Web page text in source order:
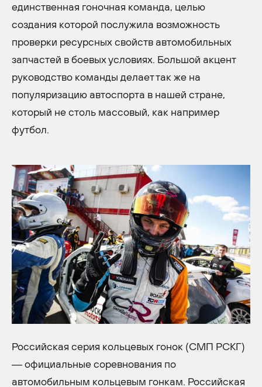
единственная гоночная команда, целью
создания которой послужила возможность
проверки ресурсных свойств автомобильных
запчастей в боевых условиях. Большой акцент
руководство команды делает так же на
популяризацию автоспорта в нашей стране,
который не столь массовый, как например
футбол.
Российская серия кольцевых гонок (СМП РСКГ)
— официальные соревнования по
автомобильным кольцевым гонкам. Российская